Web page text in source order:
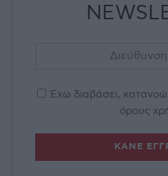
Έχω διαβάσει, κατανοώ
όρους